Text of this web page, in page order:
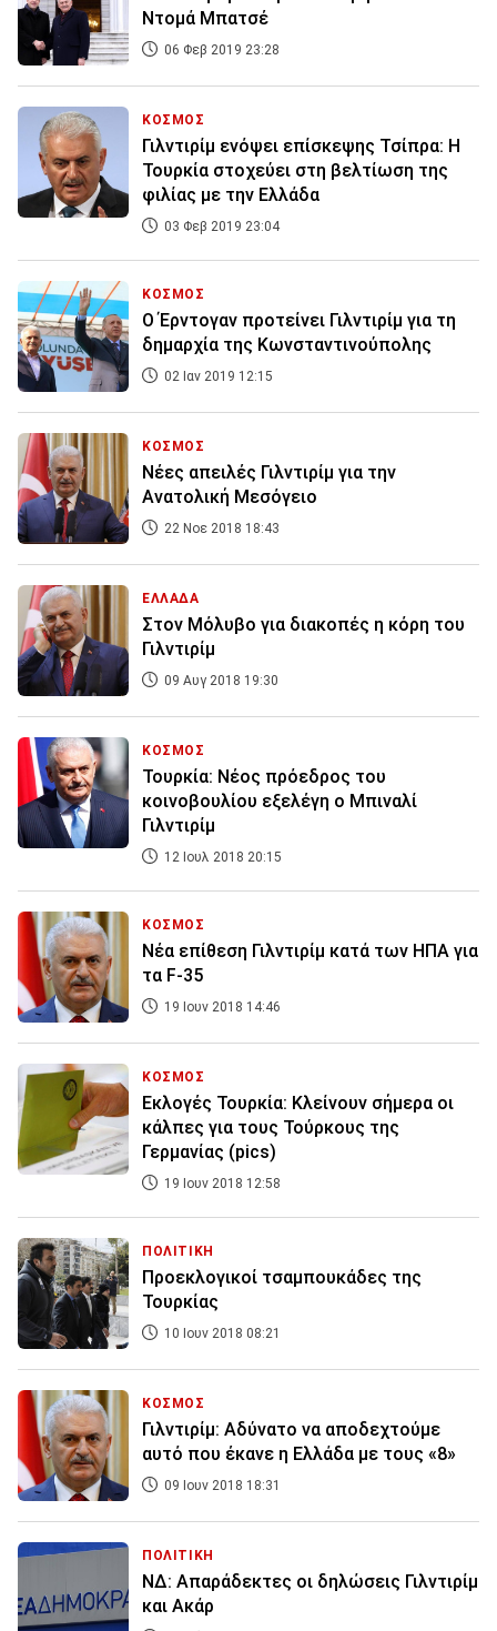
Ντομά Μπατσέ
06 Φεβ 2019 23:28
ΚΟΣΜΟΣ
Γιλντιρίμ ενόψει επίσκεψης Τσίπρα: Η
Τουρκία στοχεύει στη βελτίωση της
φιλίας με την Ελλάδα
03 Φεβ 2019 23:04
ΚΟΣΜΟΣ
Ο Έρντογαν προτείνει Γιλντιρίμ για τη
δημαρχία της Κωνσταντινούπολης
02 Ιαν 2019 12:15
ΚΟΣΜΟΣ
Νέες απειλές Γιλντιρίμ για την
Ανατολική Μεσόγειο
22 Νοε 2018 18:43
ΕΛΛΑΔΑ
Στον Μόλυβο για διακοπές η κόρη του
Γιλντιρίμ
09 Αυγ 2018 19:30
ΚΟΣΜΟΣ
Τουρκία: Νέος πρόεδρος του
κοινοβουλίου εξελέγη ο Μπιναλί
Γιλντιρίμ
12 Ιουλ 2018 20:15
ΚΟΣΜΟΣ
Νέα επίθεση Γιλντιρίμ κατά των ΗΠΑ για
τα F-35
19 Ιουν 2018 14:46
ΚΟΣΜΟΣ
Εκλογές Τουρκία: Κλείνουν σήμερα οι
κάλπες για τους Τούρκους της
Γερμανίας (pics)
19 Ιουν 2018 12:58
ΠΟΛΙΤΙΚΗ
Προεκλογικοί τσαμπουκάδες της
Τουρκίας
10 Ιουν 2018 08:21
ΚΟΣΜΟΣ
Γιλντιρίμ: Αδύνατο να αποδεχτούμε
αυτό που έκανε η Ελλάδα με τους «8»
09 Ιουν 2018 18:31
ΠΟΛΙΤΙΚΗ
ΝΔ: Απαράδεκτες οι δηλώσεις Γιλντιρίμ
και Ακάρ